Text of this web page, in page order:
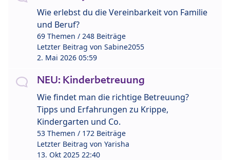
Wie erlebst du die Vereinbarkeit von Familie
und Beruf?
69 Themen / 248 Beiträge
Letzter Beitrag von Sabine2055
2. Mai 2026 05:59
NEU: Kinderbetreuung
Wie findet man die richtige Betreuung?
Tipps und Erfahrungen zu Krippe,
Kindergarten und Co.
53 Themen / 172 Beiträge
Letzter Beitrag von Yarisha
13. Okt 2025 22:40